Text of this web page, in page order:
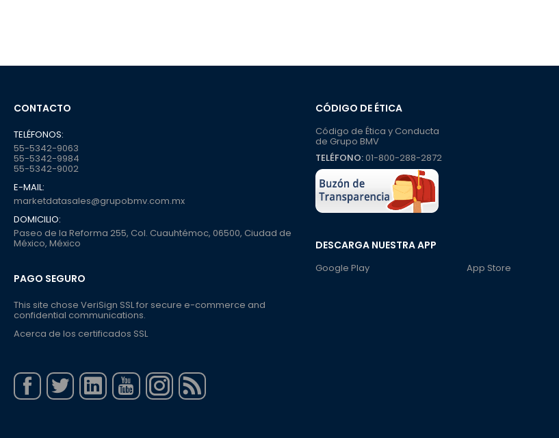
CÓDIGO DE ÉTICA
Código de Ética y Conducta
de Grupo BMV
TELÉFONO:01-800-288-2872
DESCARGA NUESTRA APP
Google Play App Store
CONTACTO
TELÉFONOS:
55-5342-9063
55-5342-9984
55-5342-9002
E-MAIL:
marketdatasales@grupobmv.com.mx
DOMICILIO:
Paseo de la Reforma 255, Col. Cuauhtémoc, 06500, Ciudad de
México, México
PAGO SEGURO
This site chose VeriSign SSL for secure e-commerce and
confidential communications.
Acerca de los certificados SSL